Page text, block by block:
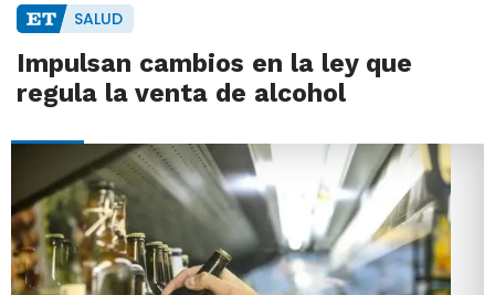
SALUD
Impulsan cambios en la ley que
regula la venta de alcohol